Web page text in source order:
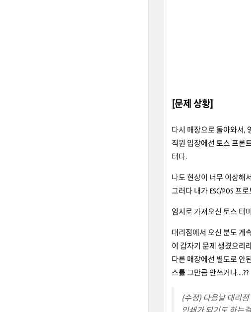
[문제 상황]
다시 매장으로 돌아와서,
직원 입장에선 토스 프론
터다.
나도 현상이 너무 이상해
그러다 내가 ESC/POS 프
임시로 가져오신 토스 터
대리점에서 오신 분도 계
이 갑자기 문제 생겼으리
다른 매장에선 별도로 안
스를 그만큼 안쓰거나....??
(수정) 다음날 대리
인쇄가 되기도 하는걸